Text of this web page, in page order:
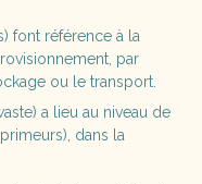
font référence à la
par
ou le transport.
a lieu au niveau de
dans la